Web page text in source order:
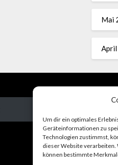
Um dir ein optimales
Geräteinformationen zu
Technologien zustimmst,
dieser Website
können bestimmte
Mai